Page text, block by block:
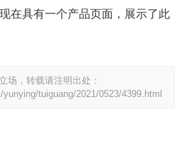
在具有一个产品页面，展示了此
场，转载请注明出处：
tuiguang/2021/0523/4399.html